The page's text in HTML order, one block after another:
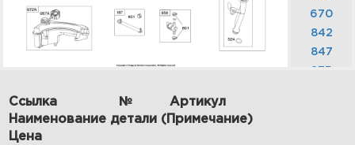
4 Детали двигателя,
670
842
847
Ссылка №
Артикул
Наименование детали (Примечание)
Цена